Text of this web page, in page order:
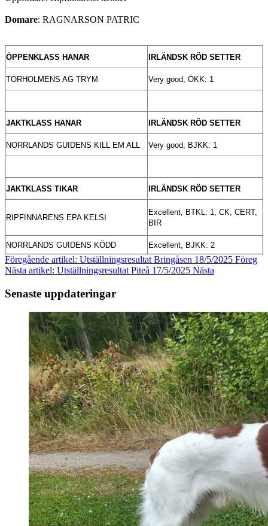
Domare: RAGNARSON PATRIC
ÖPPENKLASS HANAR IRLÄNDSK RÖD SETTER
TORHOLMENS AG TRYM Very good, ÖKK: 1
JAKTKLASS HANAR IRLÄNDSK RÖD SETTER
NORRLANDS GUIDENS KILL EM ALL Very good, BJKK: 1
JAKTKLASS TIKAR IRLÄNDSK RÖD SETTER
RIPFINNARENS EPA KELSI
Excellent, BTKL: 1, CK, CERT,
BIR
NORRLANDS GUIDENS KÖDD Excellent, BJKK: 2
Föregående artikel: Utställningsresultat Bringåsen 18/5/2025 Föreg
Nästa artikel: Utställningsresultat Piteå 17/5/2025 Nästa
Senaste uppdateringar